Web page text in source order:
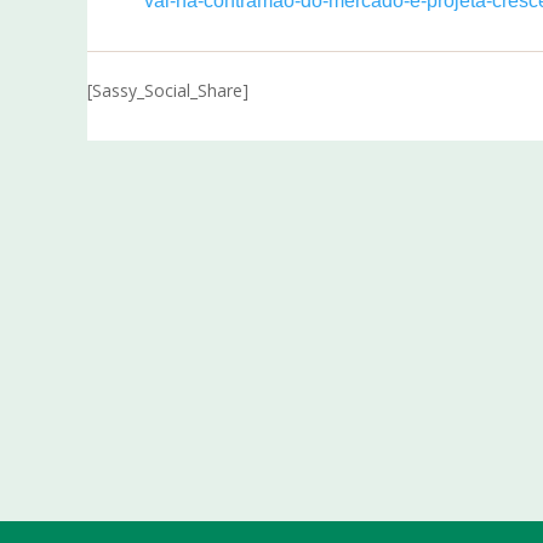
[Sassy_Social_Share]